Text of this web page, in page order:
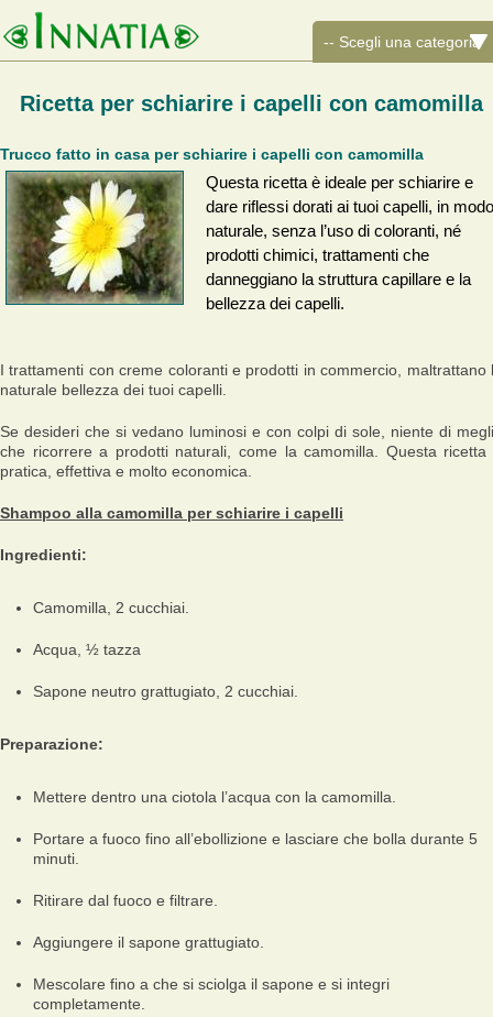
Ricetta per schiarire i capelli con camomilla
Trucco fatto in casa per schiarire i capelli con camomilla
Questa ricetta è ideale per schiarire e
dare riflessi dorati ai tuoi capelli, in modo
naturale, senza l’uso di coloranti, né
prodotti chimici, trattamenti che
danneggiano la struttura capillare e la
bellezza dei capelli.
I trattamenti con creme coloranti e prodotti in commercio, maltrattano
naturale bellezza dei tuoi capelli.
Se desideri che si vedano luminosi e con colpi di sole, niente di
che ricorrere a prodotti naturali, come la camomilla. Questa ricetta
pratica, effettiva e molto economica.
Shampoo alla camomilla per schiarire i capelli
Ingredienti:
Camomilla, 2 cucchiai.
Acqua, ½ tazza
Sapone neutro grattugiato, 2 cucchiai.
Preparazione:
Mettere dentro una ciotola l’acqua con la camomilla.
Portare a fuoco fino all’ebollizione e lasciare che bolla durante 5
minuti.
Ritirare dal fuoco e filtrare.
Aggiungere il sapone grattugiato.
Mescolare fino a che si sciolga il sapone e si integri
completamente.